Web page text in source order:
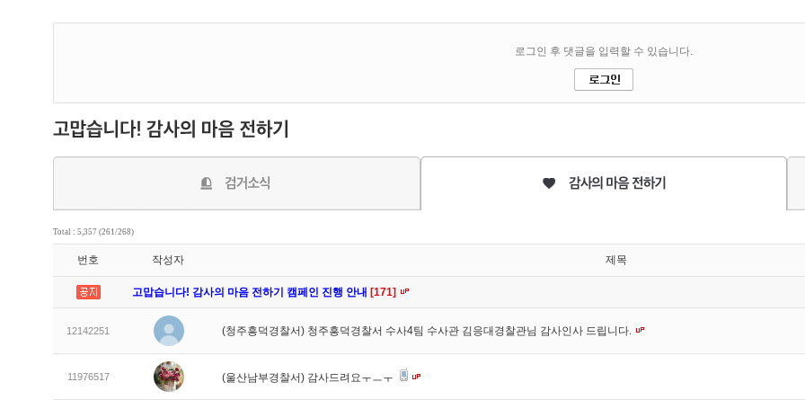
Total : 5,357 (261/268)
번호 작성자 제목
고맙습니다! 감사의 마음 전하기 캠페인 진행 안내 [171]
12142251 (청주흥덕경찰서) 청주흥덕경찰서 수사4팀 수사관 김응대경찰관님 감사인사 드립니다.
11976517 (울산남부경찰서) 감사드려요ㅜㅡㅜ